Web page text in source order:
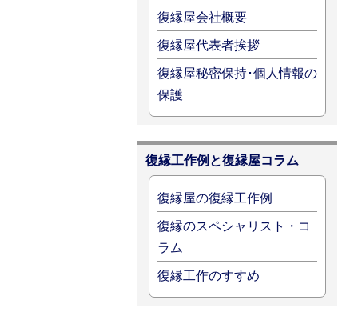
復縁屋会社概要
復縁屋代表者挨拶
復縁屋秘密保持･個人情報の
保護
復縁工作例と復縁屋コラム
復縁屋の復縁工作例
復縁のスペシャリスト・コ
ラム
復縁工作のすすめ